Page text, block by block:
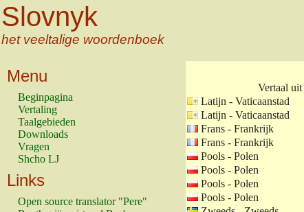
Slovnyk
het veeltalige woordenboek
Menu
Beginpagina
Vertaling
Taalgebieden
Downloads
Vragen
Shcho LJ
Links
Open source translator "Pere"
Vertaal uit
Latijn - Vaticaanstad
Latijn - Vaticaanstad
Frans - Frankrijk
Frans - Frankrijk
Pools - Polen
Pools - Polen
Pools - Polen
Pools - Polen